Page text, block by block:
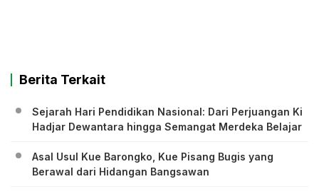
Berita Terkait
Sejarah Hari Pendidikan Nasional: Dari Perjuangan Ki
Hadjar Dewantara hingga Semangat Merdeka Belajar
Asal Usul Kue Barongko, Kue Pisang Bugis yang
Berawal dari Hidangan Bangsawan